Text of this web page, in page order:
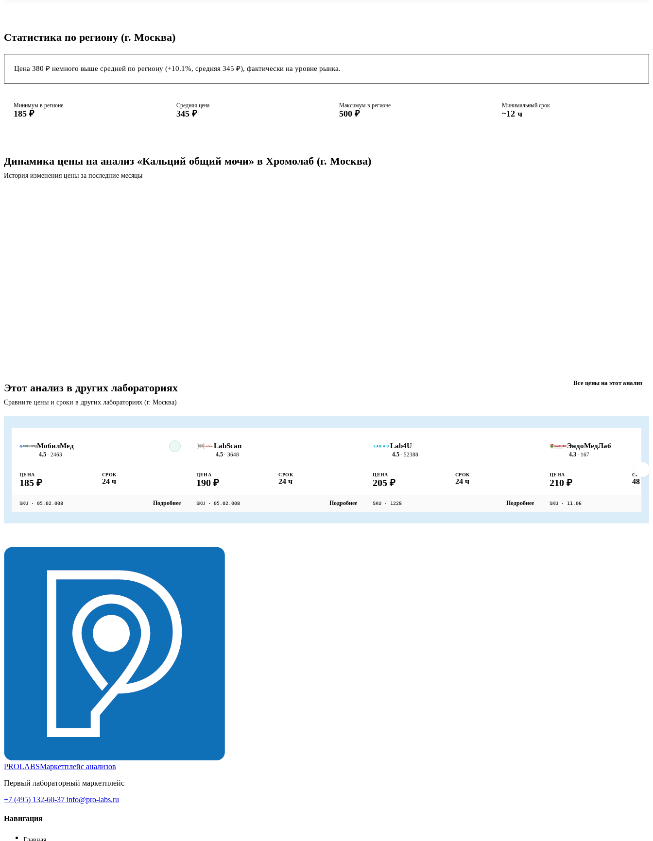
Статистика по региону (г. Москва)
Цена 380 ₽ немного выше средней по региону (+10.1%, средняя 345 ₽), фактически на уровне рынка.
Минимум в регионе
185 ₽
Средняя цена
345 ₽
Максимум в регионе
500 ₽
Минимальный срок
~12 ч
Динамика цены на анализ «Кальций общий мочи» в Хромолаб (г. Москва)
История изменения цены за последние месяцы
Этот анализ в других лабораториях Все цены на этот анализ
Сравните цены и сроки в других лабораториях (г. Москва)
МобилМед
4.5 · 2463
ЦЕНА
185 ₽
СРОК
24 ч
SKU · 05.02.008 Подробнее
LabScan
4.5 · 3648
ЦЕНА
190 ₽
СРОК
24 ч
SKU · 05.02.008 Подробнее
Lab4U
4.5 · 52388
ЦЕНА
205 ₽
СРОК
24 ч
SKU · 1228 Подробнее
ЭндоМедЛаб
4.3 · 167
ЦЕНА
210 ₽
СРОК
48 ч
SKU · 11.06
PROLABSМаркетплейс анализов
Первый лабораторный маркетплейс
+7 (495) 132-60-37 info@pro-labs.ru
Навигация